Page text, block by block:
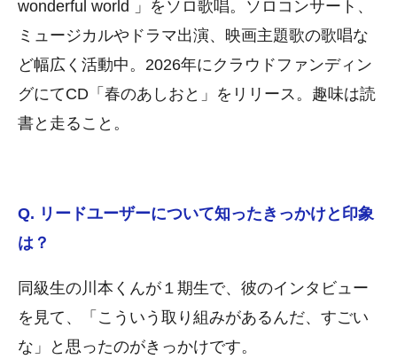
wonderful world 」をソロ歌唱。ソロコンサート、
ミュージカルやドラマ出演、映画主題歌の歌唱な
ど幅広く活動中。2026年にクラウドファンディン
グにてCD「春のあしおと」をリリース。趣味は読
書と走ること。
Q. リードユーザーについて知ったきっかけと印象
は？
同級生の川本くんが１期生で、彼のインタビュー
を見て、「こういう取り組みがあるんだ、すごい
な」と思ったのがきっかけです。